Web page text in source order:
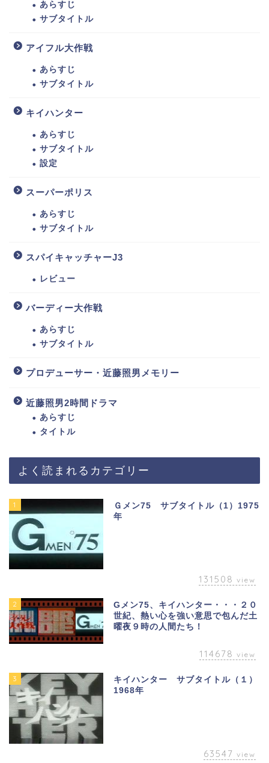
あらすじ
サブタイトル
アイフル大作戦
あらすじ
サブタイトル
キイハンター
あらすじ
サブタイトル
設定
スーパーポリス
あらすじ
サブタイトル
スパイキャッチャーJ3
レビュー
バーディー大作戦
あらすじ
サブタイトル
プロデューサー・近藤照男メモリー
近藤照男2時間ドラマ
あらすじ
タイトル
よく読まれるカテゴリー
1
Ｇメン75 サブタイトル（1）1975
年
131508 view
2
Gメン75、キイハンター・・・２０
世紀、熱い心を強い意思で包んだ土
曜夜９時の人間たち！
114678 view
3
キイハンター サブタイトル（１）
1968年
63547 view